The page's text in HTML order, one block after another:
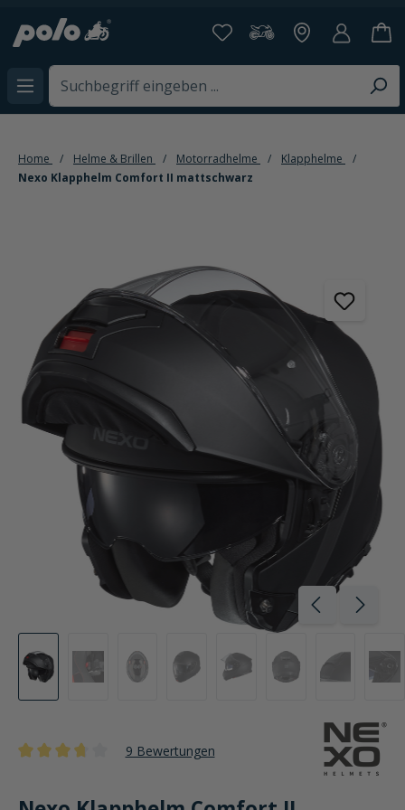
springen
Home Helme & Brillen Motorradhelme
Klapphelme
Nexo Klapphelm Comfort II mattschwarz
Bildergalerie überspringen
9 Bewertungen